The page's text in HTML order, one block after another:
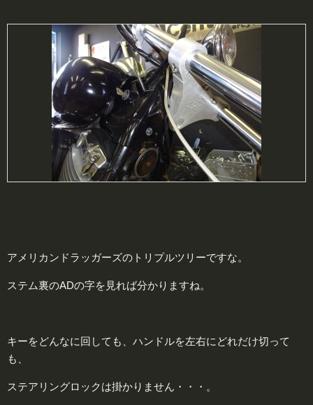
アメリカンドラッガーズのトリプルツリーですな。
ステム裏のADの字を見れば分かりますね。
キーをどんなに回しても、ハンドルを左右にどれだけ切って
も、
ステアリングロックは掛かりません・・・。